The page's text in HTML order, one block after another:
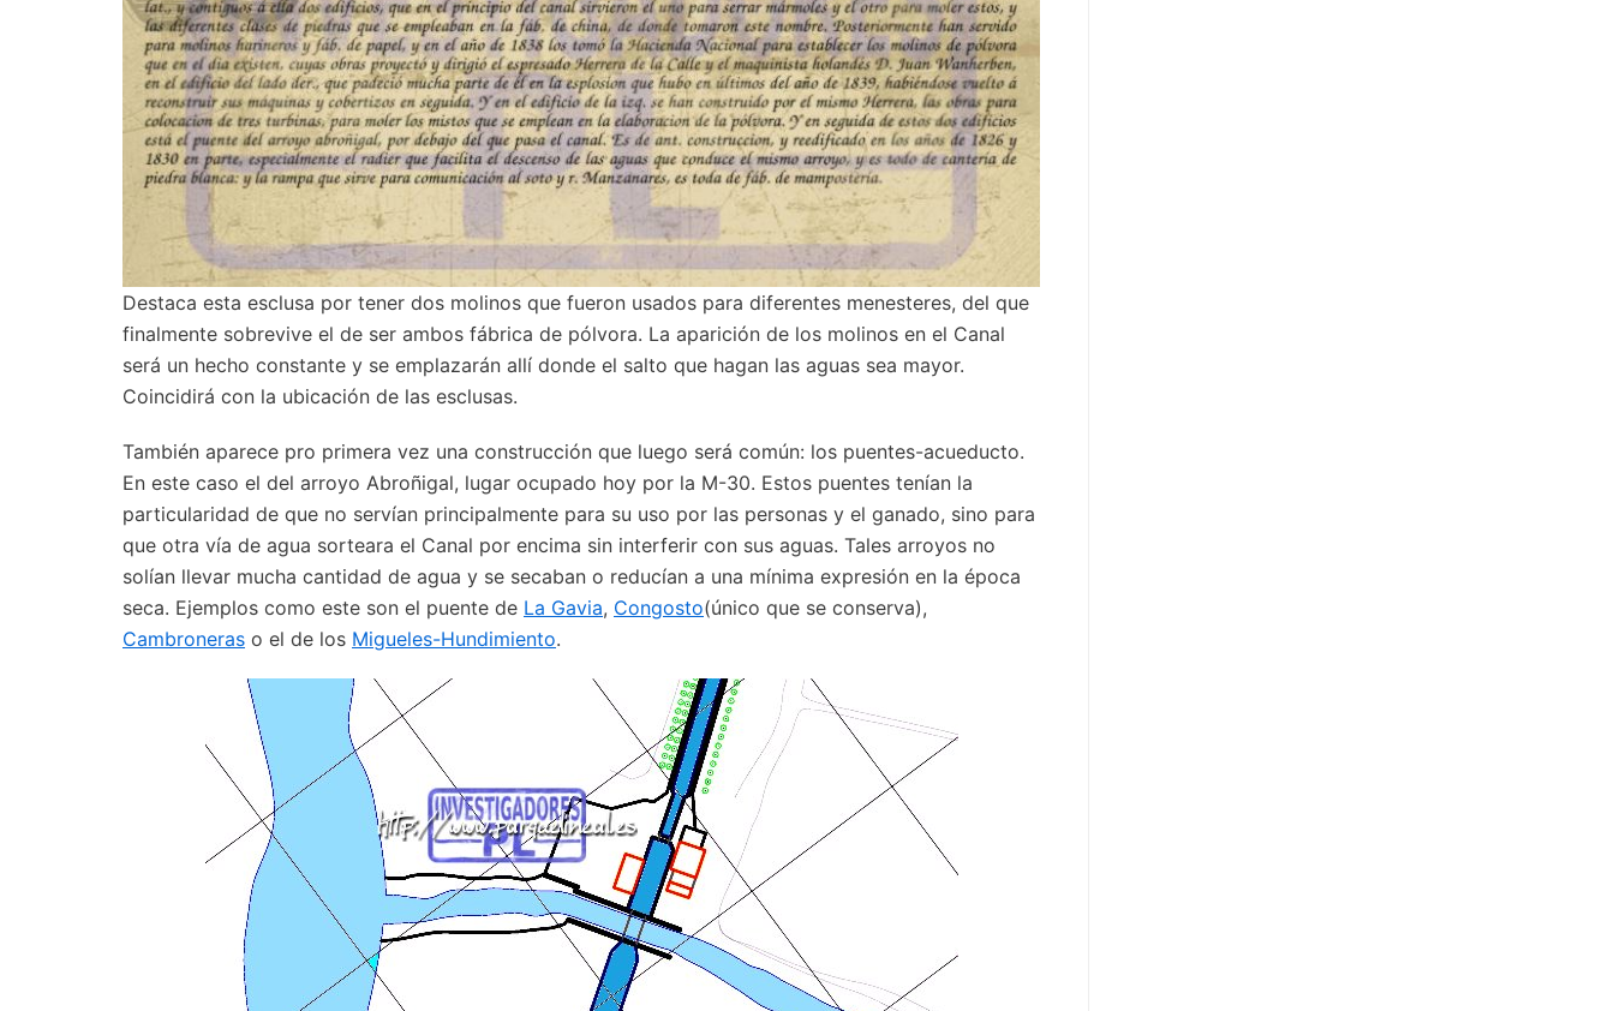
Destaca esta esclusa por tener dos molinos que fueron usados para diferentes menesteres, del que
finalmente sobrevive el de ser ambos fábrica de pólvora. La aparición de los molinos en el Canal
será un hecho constante y se emplazarán allí donde el salto que hagan las aguas sea mayor.
Coincidirá con la ubicación de las esclusas.
También aparece pro primera vez una construcción que luego será común: los puentes-acueducto.
En este caso el del arroyo Abroñigal, lugar ocupado hoy por la M-30. Estos puentes tenían la
particularidad de que no servían principalmente para su uso por las personas y el ganado, sino para
que otra vía de agua sorteara el Canal por encima sin interferir con sus aguas. Tales arroyos no
solían llevar mucha cantidad de agua y se secaban o reducían a una mínima expresión en la época
seca. Ejemplos como este son el puente de La Gavia, Congosto(único que se conserva),
Cambroneras o el de los Migueles-Hundimiento.